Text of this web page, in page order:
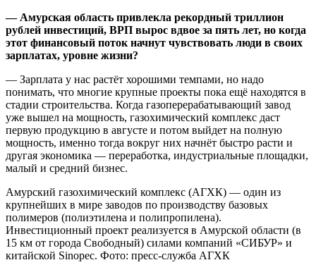
— Амурская область привлекла рекордный триллион
рублей инвестиций, ВРП вырос вдвое за пять лет, но когда
этот финансовый поток начнут чувствовать люди в своих
зарплатах, уровне жизни?
— Зарплата у нас растёт хорошими темпами, но надо
понимать, что многие крупные проекты пока ещё находятся в
стадии строительства. Когда газоперерабатывающий завод
уже вышел на мощность, газохимический комплекс даст
первую продукцию в августе и потом выйдет на полную
мощность, именно тогда вокруг них начнёт быстро расти и
другая экономика — переработка, индустриальные площадки,
малый и средний бизнес.
Амурский газохимический комплекс (АГХК) — один из
крупнейших в мире заводов по производству базовых
полимеров (полиэтилена и полипропилена).
Инвестиционный проект реализуется в Амурской области (в
15 км от города Свободный) силами компаний «СИБУР» и
китайской Sinopec. Фото: пресс-служба АГХК